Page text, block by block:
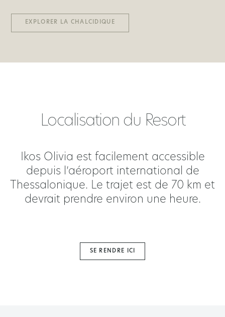
EXPLORER LA CHALCIDIQUE
Localisation du Resort
Ikos Olivia est facilement accessible
depuis l’aéroport international de
Thessalonique. Le trajet est de 70 km et
devrait prendre environ une heure.
SE RENDRE ICI